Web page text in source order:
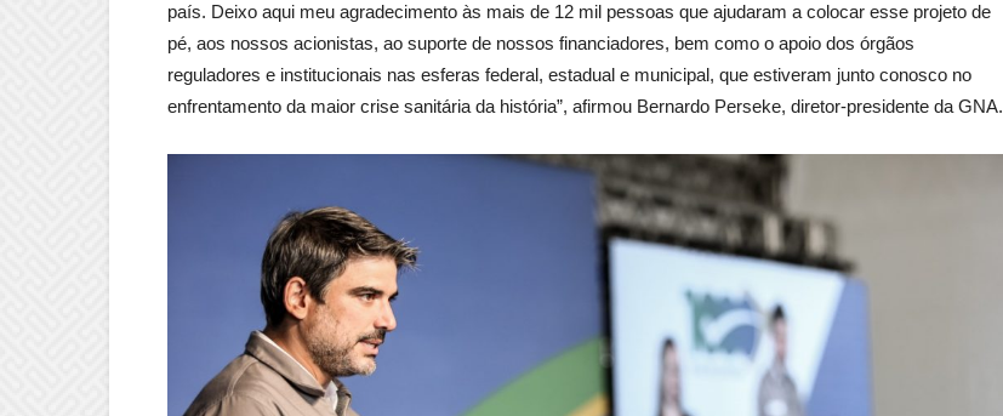
país. Deixo aqui meu agradecimento às mais de 12 mil pessoas que ajudaram a colocar esse projeto de
pé, aos nossos acionistas, ao suporte de nossos financiadores, bem como o apoio dos órgãos
reguladores e institucionais nas esferas federal, estadual e municipal, que estiveram junto conosco no
enfrentamento da maior crise sanitária da história”, afirmou Bernardo Perseke, diretor-presidente da GNA.